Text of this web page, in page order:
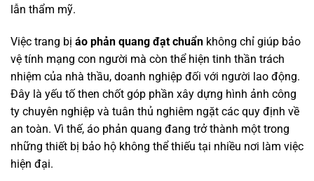
lẫn thẩm mỹ.
Việc trang bị áo phản quang đạt chuẩn không chỉ giúp bảo
vệ tính mạng con người mà còn thể hiện tinh thần trách
nhiệm của nhà thầu, doanh nghiệp đối với người lao động.
Đây là yếu tố then chốt góp phần xây dựng hình ảnh công
ty chuyên nghiệp và tuân thủ nghiêm ngặt các quy định về
an toàn. Vì thế, áo phản quang đang trở thành một trong
những thiết bị bảo hộ không thể thiếu tại nhiều nơi làm việc
hiện đại.